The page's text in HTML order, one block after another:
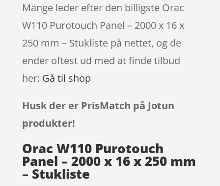
Mange leder efter den billigste Orac
W110 Purotouch Panel – 2000 x 16 x
250 mm – Stukliste på nettet, og de
ender oftest ud med at finde tilbud
her: Gå til shop
Husk der er PrisMatch på Jotun
produkter!
Orac W110 Purotouch
Panel – 2000 x 16 x 250 mm
– Stukliste